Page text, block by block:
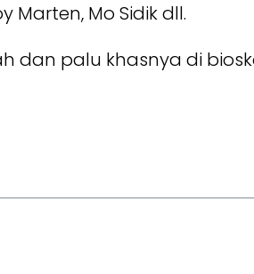
Marten, Mo Sidik dll.
dan palu khasnya di